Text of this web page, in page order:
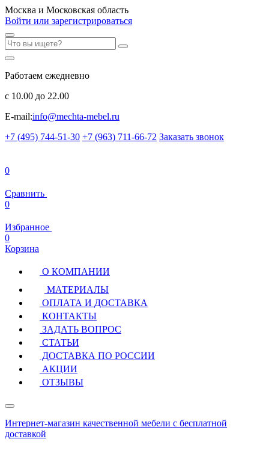
Москва и Московская область
Войти или зарегистрироваться
Работаем ежедневно
с 10.00 до 22.00
E-mail:info@mechta-mebel.ru
+7 (495) 744-51-30 +7 (963) 711-66-72 Заказать звонок
0
Сравнить
0
Избранное
0
Корзина
О КОМПАНИИ
МАТЕРИАЛЫ
ОПЛАТА И ДОСТАВКА
КОНТАКТЫ
ЗАДАТЬ ВОПРОС
СТАТЬИ
ДОСТАВКА ПО РОССИИ
АКЦИИ
ОТЗЫВЫ
Интернет-магазин качественной мебели с бесплатной
доставкой